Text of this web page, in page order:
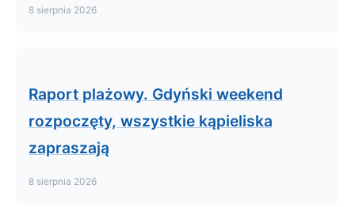
8 sierpnia 2026
Raport plażowy. Gdyński weekend
rozpoczęty, wszystkie kąpieliska
zapraszają
8 sierpnia 2026